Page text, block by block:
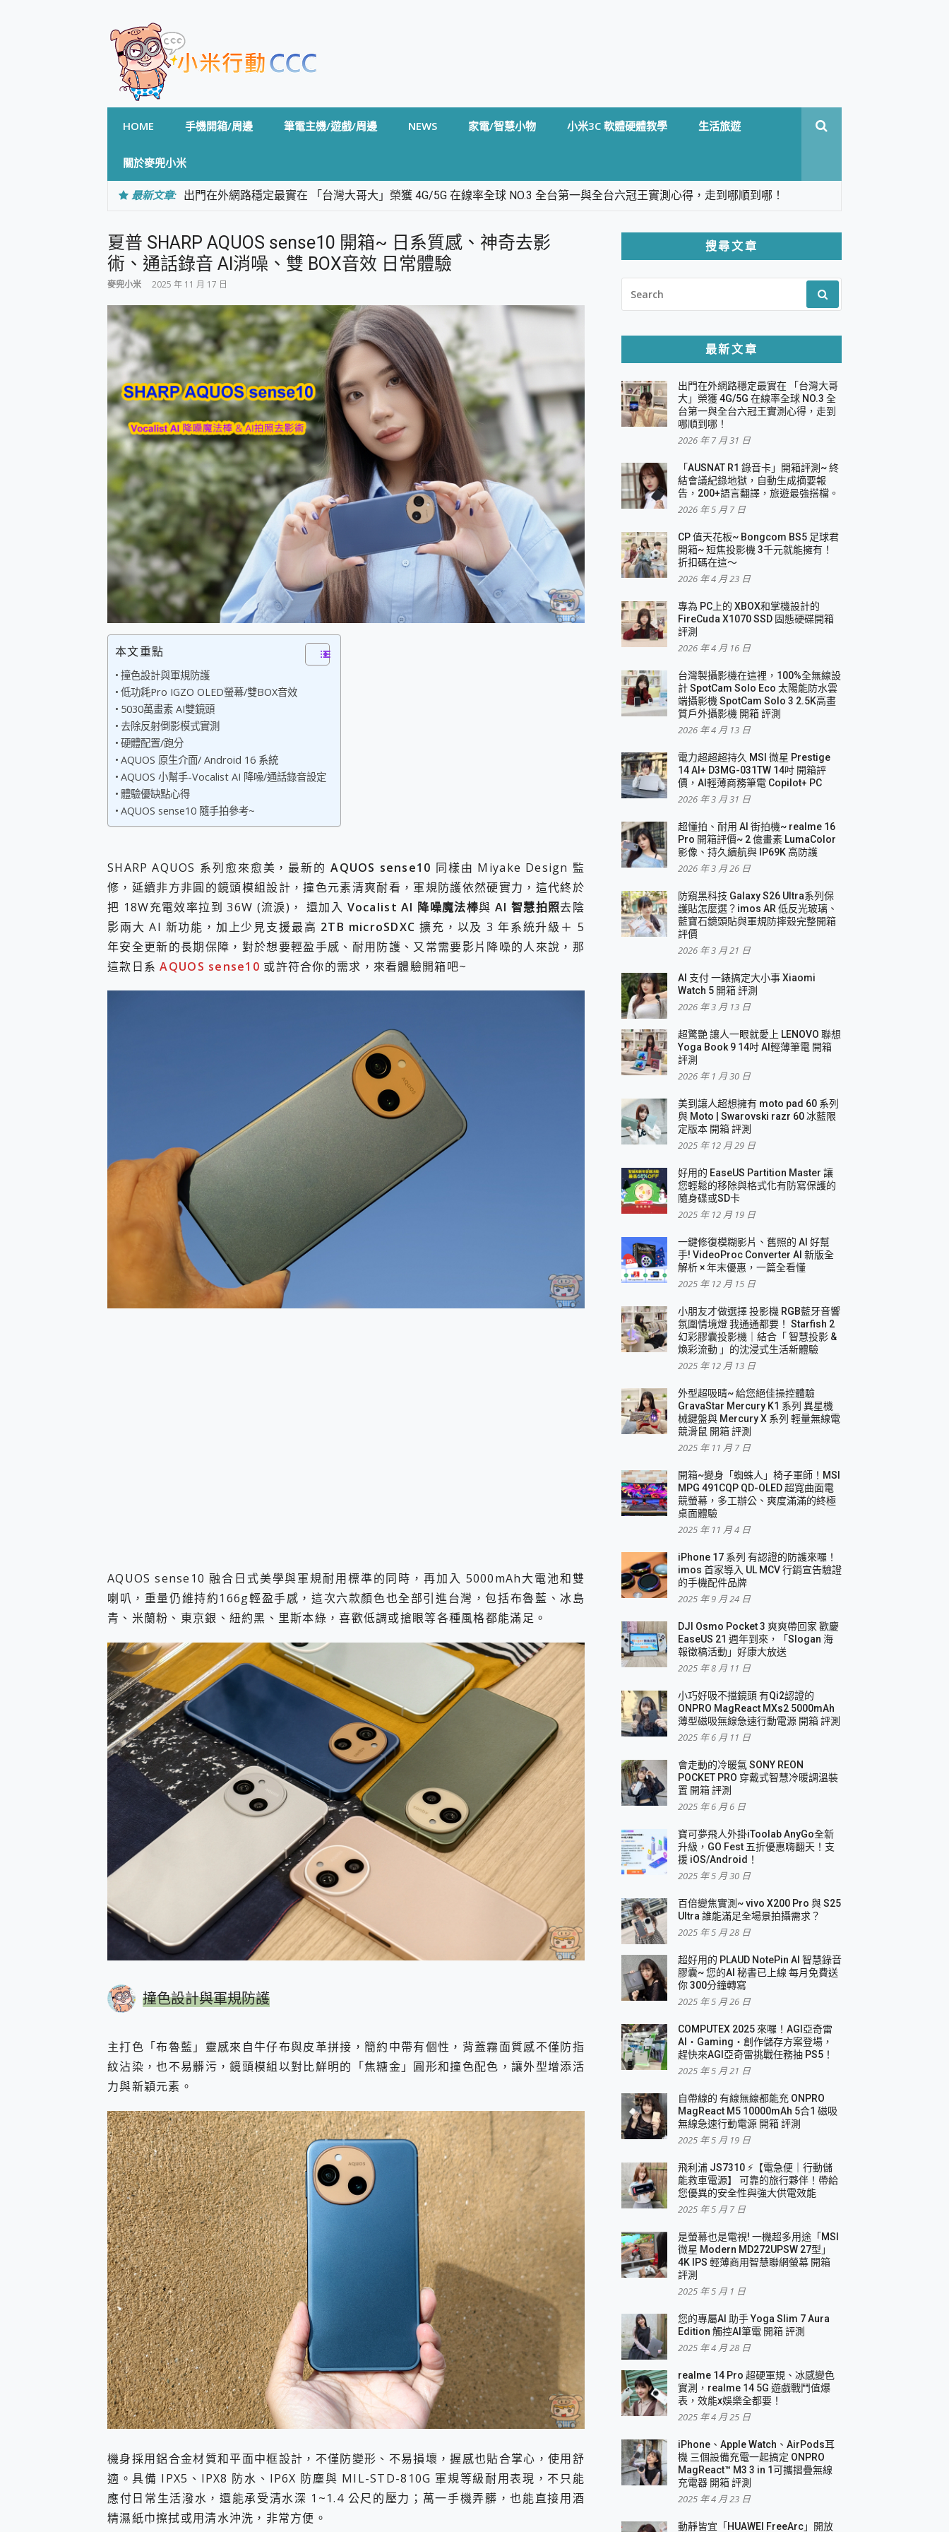
HOME 手機開箱/周邊 筆電主機/遊戲/周邊 NEWS 家電/智慧小物 小米3C 軟體硬體教學 生活旅遊
關於麥兜小米
最新文章: 出門在外網路穩定最實在 「台灣大哥大」榮獲 4G/5G 在線率全球 NO.3 全台第一與全台六冠王實測心得，走到哪順到哪！
專為 PC上的 XBOX和掌機設計的 FireCuda X1070 SSD 固態硬碟開箱 評測
台灣製攝影機在這裡，100%全無線設計 SpotCam Solo Eco 太陽能防水雲端攝影機 SpotCam Solo 3 2.5K高畫質戶外攝影機 開箱 評
測
電力超超超持久 MSI 微星 Prestige 14 AI+ D3MG-031TW 14吋 開箱評價，AI輕薄商務筆電 Copilot+ PC
超懂拍、耐用 AI 街拍機~ realme 16 Pro 開箱評價~ 2 億畫素 LumaColor 影像、持久續航與 IP69K 高防護
防窺黑科技 Galaxy S26 Ultra系列保護貼怎麼選？imos AR 低反光玻璃、藍寶石鏡頭貼與軍規防摔殼完整開箱評價
AI 支付 一錶搞定大小事 Xiaomi Watch 5 開箱 評測
超驚艷 讓人一眼就愛上 LENOVO 聯想 Yoga Book 9 14吋 AI輕薄筆電 開箱 評測
美到讓人超想擁有 moto pad 60 系列 與 Moto | Swarovski razr 60 冰藍限定版本 開箱 評測
好用的 EaseUS Partition Master 讓您輕鬆的移除與格式化有防寫保護的隨身碟或SD卡
一鍵修復模糊影片、舊照的 AI 好幫手! VideoProc Converter AI 新版全解析 × 年末優惠，一篇全看懂
小朋友才做選擇 投影機 RGB藍牙音響 氛圍情境燈 我通通都要！ Starfish 2 幻彩膠囊投影機｜結合「 智慧投影 & 煥彩流動 」的沈浸
式生活新體驗
外型超吸晴~ 給您絕佳操控體驗 GravaStar Mercury K1 系列 異星機械鍵盤與 Mercury X 系列 輕量無線電競滑鼠 開箱 評測
開箱~變身「蜘蛛人」椅子軍師！MSI MPG 491CQP QD-OLED 超寬曲面電競螢幕，多工辦公、爽度滿滿的終極桌面體驗
iPhone 17 系列 有認證的防護來囉！ imos 首家導入 UL MCV 行銷宣告驗證的手機配件品牌
DJI Osmo Pocket 3 爽爽帶回家 歡慶 EaseUS 21 週年到來，「Slogan 海報徵稿活動」好康大放送
小巧好吸不擋鏡頭 有Qi2認證的 ONPRO MagReact MXs2 5000mAh薄型磁吸無線急速行動電源 開箱 評測
會走動的冷暖氣 SONY REON POCKET PRO 穿戴式智慧冷暖調溫裝置 開箱 評測
寶可夢飛人外掛iToolab AnyGo全新升級，GO Fest 五折優惠嗨翻天！支援 iOS/Android！
百倍變焦實測~ vivo X200 Pro 與 S25 Ultra 誰能滿足全場景拍攝需求？
超好用的 PLAUD NotePin AI 智慧錄音膠囊~ 您的AI 秘書已上線 每月免費送你 300分鐘轉寫
COMPUTEX 2025 來囉！AGI亞奇雷 AI・Gaming・創作儲存方案登場，趕快來AGI亞奇雷挑戰任務抽 PS5！
自帶線的 有線無線都能充 ONPRO MagReact M5 10000mAh 5合1 磁吸無線急速行動電源 開箱 評測
飛利浦 JS7310 ⚡【電急便｜行動儲能救車電源】 可靠的旅行夥伴！帶給您優異的安全性與強大供電效能
是螢幕也是電視! 一機超多用途「MSI微星 Modern MD272UPSW 27型」 4K IPS 輕薄商用智慧聯網螢幕 開箱 評測
您的專屬AI 助手 Yoga Slim 7 Aura Edition 觸控AI筆電 開箱 評測
realme 14 Pro 超硬軍規、冰感變色實測，realme 14 5G 遊戲戰鬥值爆表，效能x娛樂全都要！
iPhone、Apple Watch、AirPods耳機 三個設備充電一起搞定 ONPRO MagReact™ M3 3 in 1可攜摺疊無線充電器 開箱 評測
動靜皆宜「HUAWEI FreeArc」開放式耳掛耳機，無感配戴! 超穩超服貼，音質、通話也很優質
好玩好拍 vivo V50 ~ 口袋裡的 Zeiss 潮流攝影棚!
25種洗烘模式一機搞定! Roborock 衣莉莎白 H1 Neo分子篩洗脫烘 AI 滾筒洗衣機
B&O 精品級音響! Home+ 中嘉寬頻 SoundBox 劇院串流盒 開箱 評測
2億 APO蔡司長焦神機降臨~ vivo X200 Pro、vivo X200 就是這麼好拍
EaseUS Vocal Remover 免費線上去聲器一鍵去除人聲 人聲 音樂分離 2024 消除人聲推薦
3 個超值 MHN 飛人工具分享~~ iToolab AnyGo 魔物獵人 Now飛人 ios教學 不出門也可以到處走
Locawhere AnyTo 寶可夢飛人 AnyTo 不出門也可以飛遍全世界
小體積 40000mAh 超大容量 一次充5個設備 充好充滿 CUKTECH 酷態科 300W 微型充電站 開箱 評測
97.3% 恢復率，資料救援就是這麼簡單 EaseUS Data Recovery Wizard Free 18.0.0 業界最好的資料救援軟體
磁碟系統大風吹 有了 磁碟管理程式 EaseUS Partition Master 就是這麼簡單
全新 SONY Xperia 1 VI 開箱! 相機實測! 長焦覆蓋更遠更清晰、2日長續航、頂尖影音娛樂效能~
Xiaomi 14 Ultra 開箱 評測~ 有深度的 Leica 影像旗艦手機! 加碼小旗艦 Xiaomi 14 開箱 評測
vivo TWS 3e 真無線藍牙耳機智慧降噪升級、音質明亮溫潤，並支援雙設備連接~
MSI Claw 掌機專屬配件包 來囉 完美保護 MSI Claw A1M-026TW 電競掌機
人像旗艦 vivo V30 系列 開箱 評測! 首搭蔡司光學鏡頭、攝影棚級柔光環、拍攝功能最好玩的美拍神機 vivo V30 Pro
多個願望一次滿足 超強散熱 微星 MSI Claw A1M-026TW 電競掌機 開箱 評測
一吸完美對位 擁有超強吸力與超好用的隱磁支架 O-ONE MAG 最會吸的行動電源 開箱 評測
Motorola edge 70 pro 及 moto g37 power上市，登錄在送飛利浦氣炸鍋
榮耀 HONOR 600 Pro x MOLLY Limited Edition 限量版開賣，攜手味全龍進駐大巨蛋萬人盛典
夏普 SHARP AQUOS sense10 開箱~ 日系質感、神奇去影
術、通話錄音 AI消噪、雙 BOX音效 日常體驗
麥兜小米 2025 年 11 月 17 日
本文重點
撞色設計與軍規防護
低功耗Pro IGZO OLED螢幕/雙BOX音效
5030萬畫素 AI雙鏡頭
去除反射倒影模式實測
硬體配置/跑分
AQUOS 原生介面/ Android 16 系統
AQUOS 小幫手-Vocalist AI 降噪/通話錄音設定
體驗優缺點心得
AQUOS sense10 隨手拍參考~
SHARP AQUOS 系列愈來愈美，最新的AQUOS sense10 同樣由 Miyake Design 監
修，延續非方非圓的鏡頭模組設計，撞色元素清爽耐看，軍規防護依然硬實力，這代終於
把 18W充電效率拉到 36W (流淚)， 還加入 Vocalist AI 降噪魔法棒與 AI 智慧拍照去陰
影兩大 AI 新功能，加上少見支援最高 2TB microSDXC 擴充，以及 3 年系統升級＋ 5
年安全更新的長期保障，對於想要輕盈手感、耐用防護、又常需要影片降噪的人來說，那
這款日系AQUOS sense10 或許符合你的需求，來看體驗開箱吧~
AQUOS sense10 融合日式美學與軍規耐用標準的同時，再加入 5000mAh大電池和雙
喇叭，重量仍維持約166g輕盈手感，這次六款顏色也全部引進台灣，包括布魯藍、冰島
青、米蘭粉、東京銀、紐約黑、里斯本綠，喜歡低調或搶眼等各種風格都能滿足。
撞色設計與軍規防護
主打色「布魯藍」靈感來自牛仔布與皮革拼接，簡約中帶有個性，背蓋霧面質感不僅防指
紋沾染，也不易髒污，鏡頭模組以對比鮮明的「焦糖金」圓形和撞色配色，讓外型增添活
力與新穎元素。
機身採用鋁合金材質和平面中框設計，不僅防變形、不易損壞，握感也貼合掌心，使用舒
適。具備 IPX5、IPX8 防水、IP6X 防塵與 MIL-STD-810G 軍規等級耐用表現，不只能
應付日常生活潑水，還能承受清水深 1~1.4 公尺的壓力；萬一手機弄髒，也能直接用酒
精濕紙巾擦拭或用清水沖洗，非常方便。
搜尋文章
FOR:
最新文章
出門在外網路穩定最實在 「台灣大哥
大」榮獲 4G/5G 在線率全球 NO.3 全
台第一與全台六冠王實測心得，走到
哪順到哪！
2026 年 7 月 31 日
「AUSNAT R1 錄音卡」開箱評測~ 終
結會議紀錄地獄，自動生成摘要報
告，200+語言翻譯，旅遊最強搭檔。
2026 年 5 月 7 日
CP 值天花板~ Bongcom BS5 足球君
開箱~ 短焦投影機 3千元就能擁有！
折扣碼在這～
2026 年 4 月 23 日
專為 PC上的 XBOX和掌機設計的
FireCuda X1070 SSD 固態硬碟開箱
評測
2026 年 4 月 16 日
台灣製攝影機在這裡，100%全無線設
計 SpotCam Solo Eco 太陽能防水雲
端攝影機 SpotCam Solo 3 2.5K高畫
質戶外攝影機 開箱 評測
2026 年 4 月 13 日
電力超超超持久 MSI 微星 Prestige
14 AI+ D3MG-031TW 14吋 開箱評
價，AI輕薄商務筆電 Copilot+ PC
2026 年 3 月 31 日
超懂拍、耐用 AI 街拍機~ realme 16
Pro 開箱評價~ 2 億畫素 LumaColor
影像、持久續航與 IP69K 高防護
2026 年 3 月 26 日
防窺黑科技 Galaxy S26 Ultra系列保
護貼怎麼選？imos AR 低反光玻璃、
藍寶石鏡頭貼與軍規防摔殼完整開箱
評價
2026 年 3 月 21 日
AI 支付 一錶搞定大小事 Xiaomi
Watch 5 開箱 評測
2026 年 3 月 13 日
超驚艷 讓人一眼就愛上 LENOVO 聯想
Yoga Book 9 14吋 AI輕薄筆電 開箱
評測
2026 年 1 月 30 日
美到讓人超想擁有 moto pad 60 系列
與 Moto | Swarovski razr 60 冰藍限
定版本 開箱 評測
2025 年 12 月 29 日
好用的 EaseUS Partition Master 讓
您輕鬆的移除與格式化有防寫保護的
隨身碟或SD卡
2025 年 12 月 19 日
一鍵修復模糊影片、舊照的 AI 好幫
手! VideoProc Converter AI 新版全
解析 × 年末優惠，一篇全看懂
2025 年 12 月 15 日
小朋友才做選擇 投影機 RGB藍牙音響
氛圍情境燈 我通通都要！ Starfish 2
幻彩膠囊投影機｜結合「 智慧投影 &
煥彩流動 」的沈浸式生活新體驗
2025 年 12 月 13 日
外型超吸晴~ 給您絕佳操控體驗
GravaStar Mercury K1 系列 異星機
械鍵盤與 Mercury X 系列 輕量無線電
競滑鼠 開箱 評測
2025 年 11 月 7 日
開箱~變身「蜘蛛人」椅子軍師！MSI
MPG 491CQP QD-OLED 超寬曲面電
競螢幕，多工辦公、爽度滿滿的終極
桌面體驗
2025 年 11 月 4 日
iPhone 17 系列 有認證的防護來囉！
imos 首家導入 UL MCV 行銷宣告驗證
的手機配件品牌
2025 年 9 月 24 日
DJI Osmo Pocket 3 爽爽帶回家 歡慶
EaseUS 21 週年到來，「Slogan 海
報徵稿活動」好康大放送
2025 年 8 月 11 日
小巧好吸不擋鏡頭 有Qi2認證的
ONPRO MagReact MXs2 5000mAh
薄型磁吸無線急速行動電源 開箱 評測
2025 年 6 月 11 日
會走動的冷暖氣 SONY REON
POCKET PRO 穿戴式智慧冷暖調溫裝
置 開箱 評測
2025 年 6 月 6 日
寶可夢飛人外掛iToolab AnyGo全新
升級，GO Fest 五折優惠嗨翻天！支
援 iOS/Android！
2025 年 5 月 30 日
百倍變焦實測~ vivo X200 Pro 與 S25
Ultra 誰能滿足全場景拍攝需求？
2025 年 5 月 28 日
超好用的 PLAUD NotePin AI 智慧錄音
膠囊~ 您的AI 秘書已上線 每月免費送
你 300分鐘轉寫
2025 年 5 月 26 日
COMPUTEX 2025 來囉！AGI亞奇雷
AI・Gaming・創作儲存方案登場，
趕快來AGI亞奇雷挑戰任務抽 PS5！
2025 年 5 月 21 日
自帶線的 有線無線都能充 ONPRO
MagReact M5 10000mAh 5合1 磁吸
無線急速行動電源 開箱 評測
2025 年 5 月 19 日
飛利浦 JS7310 ⚡【電急便｜行動儲
能救車電源】 可靠的旅行夥伴！帶給
您優異的安全性與強大供電效能
2025 年 5 月 7 日
是螢幕也是電視! 一機超多用途「MSI
微星 Modern MD272UPSW 27型」
4K IPS 輕薄商用智慧聯網螢幕 開箱
評測
2025 年 5 月 1 日
您的專屬AI 助手 Yoga Slim 7 Aura
Edition 觸控AI筆電 開箱 評測
2025 年 4 月 28 日
realme 14 Pro 超硬軍規、冰感變色
實測，realme 14 5G 遊戲戰鬥值爆
表，效能x娛樂全都要！
2025 年 4 月 25 日
iPhone、Apple Watch、AirPods耳
機 三個設備充電一起搞定 ONPRO
MagReact™ M3 3 in 1可攜摺疊無線
充電器 開箱 評測
2025 年 4 月 23 日
動靜皆宜「HUAWEI FreeArc」開放